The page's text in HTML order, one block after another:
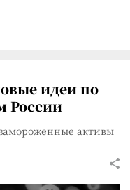
идеи по
России
активы